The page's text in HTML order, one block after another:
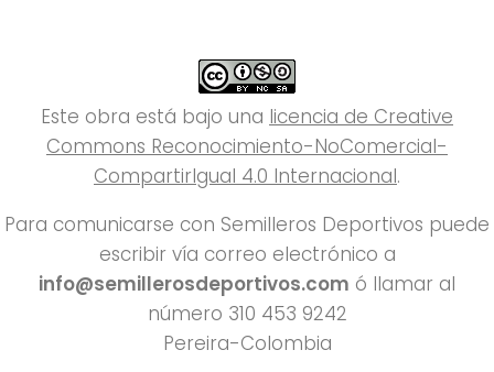
Este obra está bajo una licencia de Creative
Commons Reconocimiento-NoComercial-
CompartirIgual 4.0 Internacional.
Para comunicarse con Semilleros Deportivos puede
escribir vía correo electrónico a
info@semillerosdeportivos.com ó llamar al
número 310 453 9242
Pereira-Colombia